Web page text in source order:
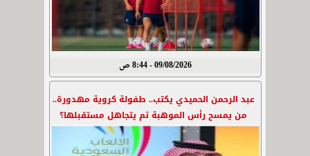
09/08/2026 - 8:44 ص
عبد الرحمن الحميدي يكتب.. طفولة كروية مهدورة..
من يمسح رأس الموهبة ثم يتجاهل مستقبلها؟